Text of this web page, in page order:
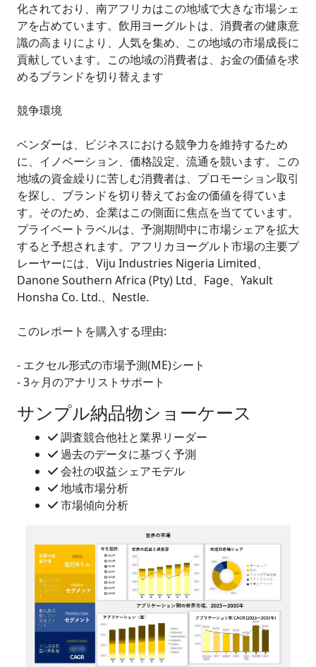
化されており、南アフリカはこの地域で大きな市場シェ
アを占めています。飲用ヨーグルトは、消費者の健康意
識の高まりにより、人気を集め、この地域の市場成長に
貢献しています。この地域の消費者は、お金の価値を求
めるブランドを切り替えます
競争環境
ベンダーは、ビジネスにおける競争力を維持するため
に、イノベーション、価格設定、流通を競います。この
地域の資金繰りに苦しむ消費者は、プロモーション取引
を探し、ブランドを切り替えてお金の価値を得ていま
す。そのため、企業はこの側面に焦点を当てています。
プライベートラベルは、予測期間中に市場シェアを拡大
すると予想されます。アフリカヨーグルト市場の主要プ
レーヤーには、Viju Industries Nigeria Limited、
Danone Southern Africa (Pty) Ltd、Fage、Yakult
Honsha Co. Ltd.、Nestle.
このレポートを購入する理由:
- エクセル形式の市場予測(ME)シート
- 3ヶ月のアナリストサポート
サンプル納品物ショーケース
調査競合他社と業界リーダー
過去のデータに基づく予測
会社の収益シェアモデル
地域市場分析
市場傾向分析